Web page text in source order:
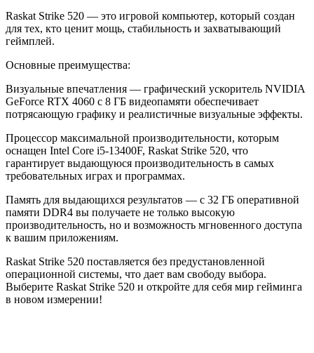
Raskat Strike 520 — это игровой компьютер, который создан
для тех, кто ценит мощь, стабильность и захватывающий
геймплей.
Основные преимущества:
Визуальные впечатления — графический ускоритель NVIDIA
GeForce RTX 4060 с 8 ГБ видеопамяти обеспечивает
потрясающую графику и реалистичные визуальные эффекты.
Процессор максимальной производительности, которым
оснащен Intel Core i5-13400F, Raskat Strike 520, что
гарантирует выдающуюся производительность в самых
требовательных играх и программах.
Память для выдающихся результатов — с 32 ГБ оперативной
памяти DDR4 вы получаете не только высокую
производительность, но и возможность мгновенного доступа
к вашим приложениям.
Raskat Strike 520 поставляется без предустановленной
операционной системы, что дает вам свободу выбора.
Выберите Raskat Strike 520 и откройте для себя мир гейминга
в новом измерении!